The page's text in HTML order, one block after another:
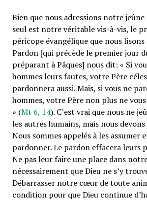
Bien que nous adressions notre jeûne
seul est notre véritable vis-à-vis, le
péricope évangélique que nous
Pardon [qui précède le premier jour
préparant à Pâques] nous dit: « Si
hommes leurs fautes, votre Père
pardonnera aussi. Mais, si vous ne
hommes, votre Père non plus ne
» (Mt 6, 14). Cʼest vrai que nous ne
les autres humains, mais nous
Nous sommes appelés à les assumer
pardonner. Le pardon effacera leurs
Ne pas leur faire une place dans
nécessairement que Dieu ne sʼy
Débarrasser notre cœur de toute
condition pour que Dieu continue